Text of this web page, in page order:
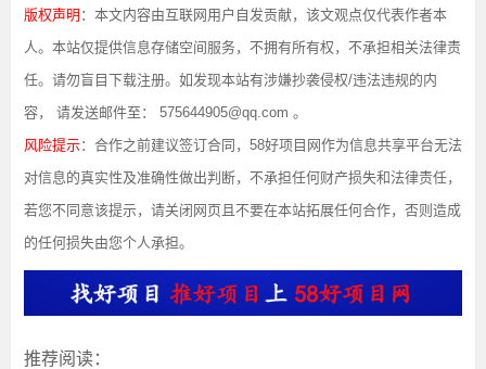
版权声明 ：本文内容由互联网用户自发贡献，该文观点仅代表作者本
人。本站仅提供信息存储空间服务，不拥有所有权，不承担相关法律责
任。请勿盲目下载注册。如发现本站有涉嫌抄袭侵权/违法违规的内
容， 请发送邮件至： 575644905@qq.com 。
风险提示：合作之前建议签订合同，58好项目网作为信息共享平台无法
对信息的真实性及准确性做出判断，不承担任何财产损失和法律责任，
若您不同意该提示，请关闭网页且不要在本站拓展任何合作，否则造成
的任何损失由您个人承担。
推荐阅读：